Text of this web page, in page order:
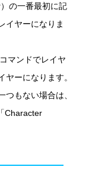
の一番最初に記
イヤーになりま
マンドでレイヤ
ーになります。
もない場合は、
Character